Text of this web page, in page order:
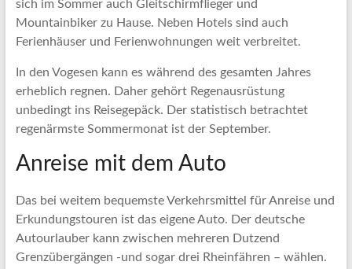
sich im Sommer auch Gleitschirmflieger und
Mountainbiker zu Hause. Neben Hotels sind auch
Ferienhäuser und Ferienwohnungen weit verbreitet.
In den Vogesen kann es während des gesamten Jahres
erheblich regnen. Daher gehört Regenausrüstung
unbedingt ins Reisegepäck. Der statistisch betrachtet
regenärmste Sommermonat ist der September.
Anreise mit dem Auto
Das bei weitem bequemste Verkehrsmittel für Anreise und
Erkundungstouren ist das eigene Auto. Der deutsche
Autourlauber kann zwischen mehreren Dutzend
Grenzübergängen -und sogar drei Rheinfähren – wählen.